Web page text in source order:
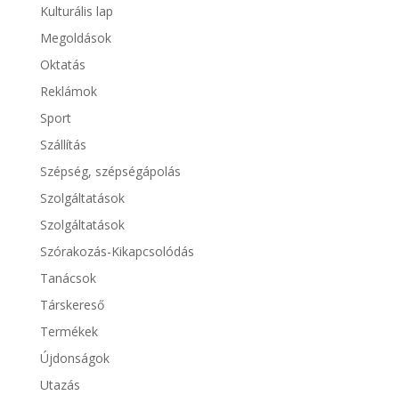
Kulturális lap
Megoldások
Oktatás
Reklámok
Sport
Szállítás
Szépség, szépségápolás
Szolgáltatások
Szolgáltatások
Szórakozás-Kikapcsolódás
Tanácsok
Társkereső
Termékek
Újdonságok
Utazás